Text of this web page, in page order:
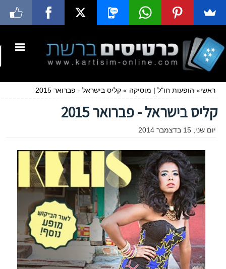
ראשי» הופעות חו"ל | מוסיקה » קליס בישראל - פברואר 2015
קליס בישראל - פברואר 2015
יום שני, 15 בדצמבר 2014